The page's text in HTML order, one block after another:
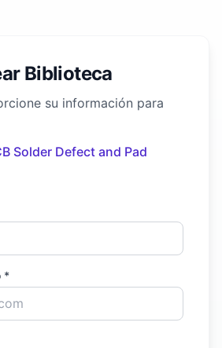
Biblioteca
su información para
Solder Defect and Pad
*